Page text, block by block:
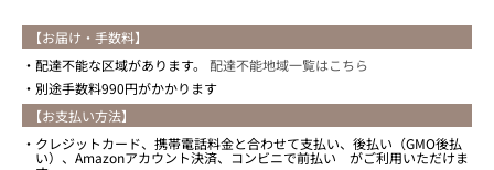
【お届け・手数料】
配達不能な区域があります。 配達不能地域一覧はこちら
別途手数料990円がかかります
【お支払い方法】
クレジットカード、携帯電話料金と合わせて支払い、後払い（GMO後払
い）、Amazonアカウント決済、コンビニで前払い がご利用いただけま